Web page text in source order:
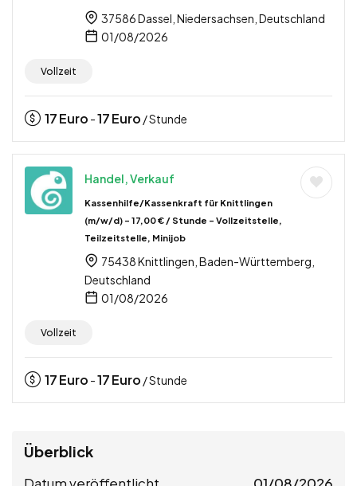
37586 Dassel, Niedersachsen, Deutschland
01/08/2026
Vollzeit
17Euro -17Euro / Stunde
Handel, Verkauf
Kassenhilfe/Kassenkraft für Knittlingen
(m/w/d) – 17,00 € / Stunde – Vollzeitstelle,
Teilzeitstelle, Minijob
75438 Knittlingen, Baden-Württemberg,
Deutschland
01/08/2026
Vollzeit
17Euro -17Euro / Stunde
Überblick